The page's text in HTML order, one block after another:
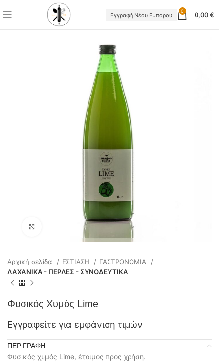
Εγγραφή Νέου Εμπόρου
0 0,00€
Click to enlarge
Αρχική σελίδα ΕΣΤΙΑΣΗ
ΓΑΣΤΡΟΝΟΜΙΑ
ΛΑΧΑΝΙΚΑ - ΠΕΡΛΕΣ - ΣΥΝΟΔΕΥΤΙΚΑ
Φυσικός Χυμός Lime
Εγγραφείτε για εμφάνιση τιμών
ΠΕΡΙΓΡΑΦΉ
Φυσικός χυμός Lime, έτοιμος προς χρήση.